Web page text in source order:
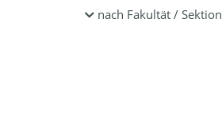
nach Fakultät / Sektion